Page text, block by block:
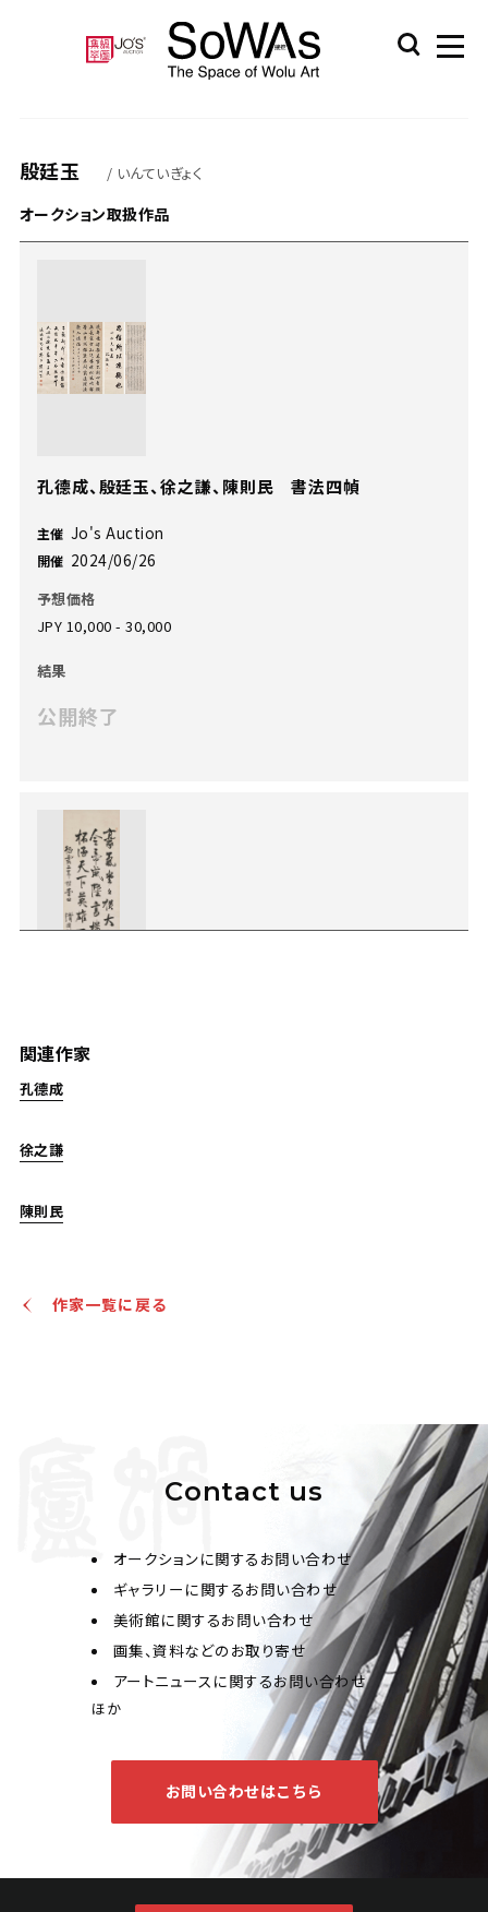
殷廷玉 / いんていぎょく
関連作家
孔德成
徐之謙
陳則民
オークション取扱作品
孔德成、殷廷玉、徐之謙、陳則民 書法四幀
主催 Jo's Auction
開催 2024/06/26
予想価格
JPY 10,000 - 30,000
結果
公開終了
主催
予想価格
結果
作家一覧に戻る
Contact us
オークションに関するお問い合わせ
ギャラリーに関するお問い合わせ
美術館に関するお問い合わせ
画集、資料などのお取り寄せ
アートニュースに関するお問い合わせ
ほか
お問い合わせはこちら